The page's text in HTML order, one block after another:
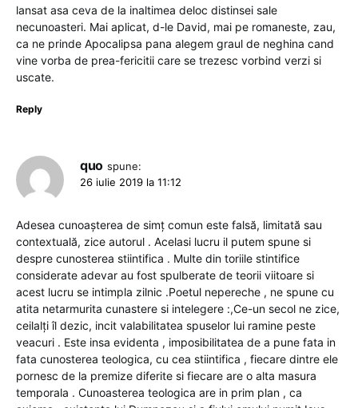
lansat asa ceva de la inaltimea deloc distinsei sale
necunoasteri. Mai aplicat, d-le David, mai pe romaneste, zau,
ca ne prinde Apocalipsa pana alegem graul de neghina cand
vine vorba de prea-fericitii care se trezesc vorbind verzi si
uscate.
Reply
quo spune:
26 iulie 2019 la 11:12
Adesea cunoașterea de simț comun este falsă, limitată sau
contextuală, zice autorul . Acelasi lucru il putem spune si
despre cunosterea stiintifica . Multe din toriile stintifice
considerate adevar au fost spulberate de teorii viitoare si
acest lucru se intimpla zilnic .Poetul nepereche , ne spune cu
atita netarmurita cunastere si intelegere :,Ce-un secol ne zice,
ceilalți îl dezic, incit valabilitatea spuselor lui ramine peste
veacuri . Este insa evidenta , imposibilitatea de a pune fata in
fata cunosterea teologica, cu cea stiintifica , fiecare dintre ele
pornesc de la premize diferite si fiecare are o alta masura
temporala . Cunoasterea teologica are in prim plan , ca